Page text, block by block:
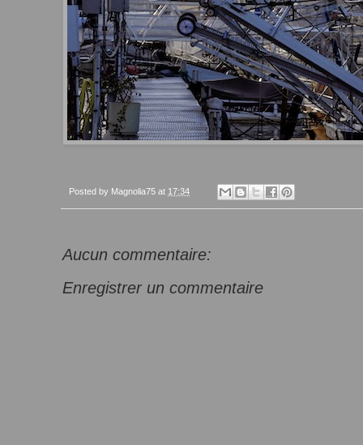
Posted by Magnolia75 at 17:34
Aucun commentaire:
Enregistrer un commentaire